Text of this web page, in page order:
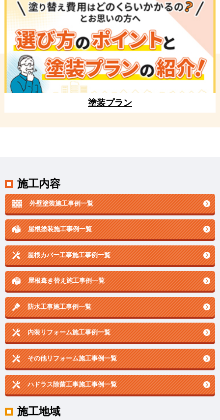
塗装プラン
施工内容
外壁塗装施工事例一覧
屋根塗装施工事例一覧
屋根カバー工事施工事例一覧
屋根葺き替え施工事例一覧
防水工事施工事例一覧
内装リフォーム施工事例一覧
その他リフォーム施工事例一覧
ハドラス除菌工事施工事例一覧
施工地域